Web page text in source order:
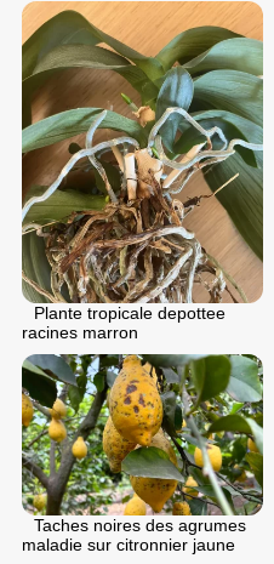
Plante tropicale depottee
racines marron
Taches noires des agrumes
maladie sur citronnier jaune